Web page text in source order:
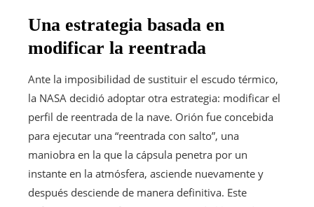
Una estrategia basada en
modificar la reentrada
Ante la imposibilidad de sustituir el escudo térmico,
la NASA decidió adoptar otra estrategia: modificar el
perfil de reentrada de la nave. Orión fue concebida
para ejecutar una “reentrada con salto”, una
maniobra en la que la cápsula penetra por un
instante en la atmósfera, asciende nuevamente y
después desciende de manera definitiva. Este